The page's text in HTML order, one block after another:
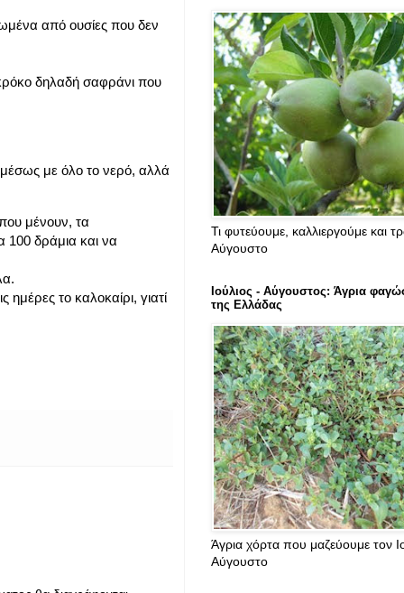
από ουσίες που δεν
δηλαδή σαφράνι που
με όλο το νερό, αλλά
μένουν, τα
100 δράμια και να
το καλοκαίρι, γιατί
Τι φυτεύουμε, καλλιεργούμε και
Αύγουστο
Ιούλιος - Αύγουστος: Άγρια
της Ελλάδας
Άγρια χόρτα που μαζεύουμε τον
Αύγουστο